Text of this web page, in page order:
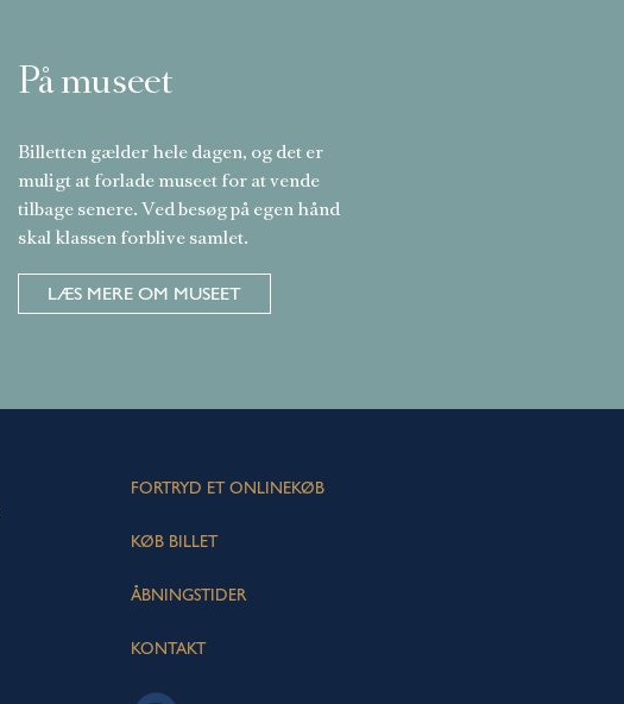
På museet
Billetten gælder hele dagen, og det er
muligt at forlade museet for at vende
tilbage senere. Ved besøg på egen hånd
skal klassen forblive samlet.
LÆS MERE OM MUSEET
FORTRYD ET ONLINEKØB
KØB BILLET
ÅBNINGSTIDER
KONTAKT